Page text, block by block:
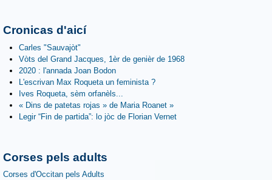
Cronicas d'aicí
Carles "Sauvajòt"
Vòts del Grand Jacques, 1èr de genièr de 1968
2020 : l'annada Joan Bodon
L'escrivan Max Roqueta un feminista ?
Ives Roqueta, sèm orfanèls...
« Dins de patetas rojas » de Maria Roanet »
Legir “Fin de partida”: lo jòc de Florian Vernet
Corses pels adults
Corses d'Occitan pels Adults